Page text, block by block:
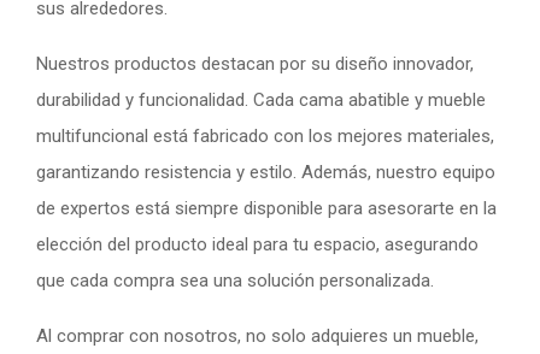
sus alrededores.
Nuestros productos destacan por su diseño innovador,
durabilidad y funcionalidad. Cada cama abatible y mueble
multifuncional está fabricado con los mejores materiales,
garantizando resistencia y estilo. Además, nuestro equipo
de expertos está siempre disponible para asesorarte en la
elección del producto ideal para tu espacio, asegurando
que cada compra sea una solución personalizada.
Al comprar con nosotros, no solo adquieres un mueble,